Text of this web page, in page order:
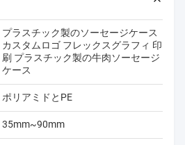
プラスチック製のソーセージケース
カスタムロゴ フレックスグラフィ 印
刷 プラスチック製の牛肉ソーセージ
ケース
ポリアミドとPE
35mm~90mm